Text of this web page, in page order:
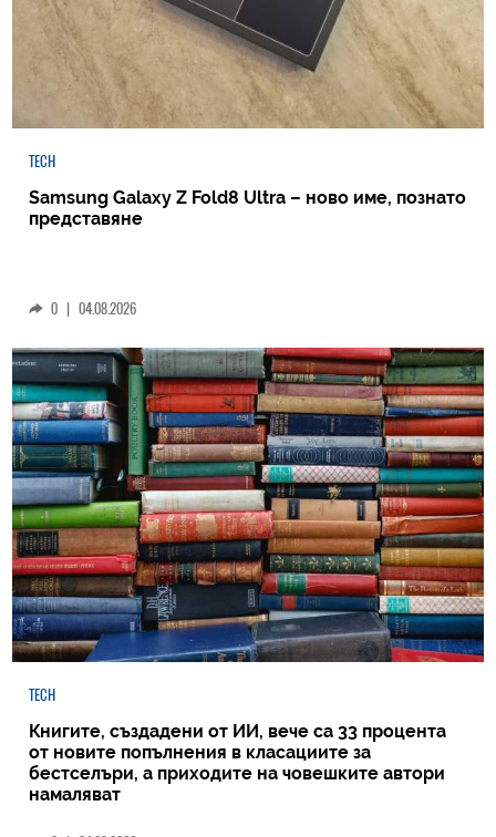
TECH
Samsung Galaxy Z Fold8 Ultra – ново име, познато
представяне
0 | 04.08.2026
TECH
Книгите, създадени от ИИ, вече са 33 процента
от новите попълнения в класациите за
бестселъри, а приходите на човешките автори
намаляват